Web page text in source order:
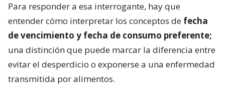
Para responder a esa interrogante, hay que
entender cómo interpretar los conceptos de fecha
de vencimiento y fecha de consumo preferente;
una distinción que puede marcar la diferencia entre
evitar el desperdicio o exponerse a una enfermedad
transmitida por alimentos.